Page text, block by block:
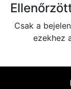
Csak a
ezekhez